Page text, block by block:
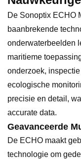
De Sonoptix ECHO
baanbrekende
onderwaterbeelden
maritieme
onderzoek,
ecologische
precisie en detail,
accurate data.
Geavanceerde
De ECHO maakt
technologie om